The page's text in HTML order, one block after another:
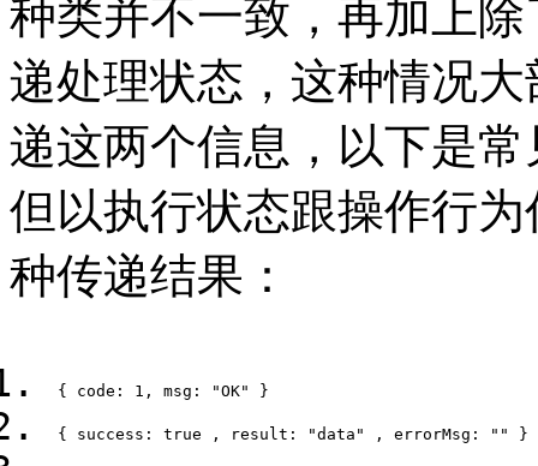
种类并不一致，再加上
递处理状态，这种情况
递这两个信息，以下是
但以执行状态跟操作行
种传递结果：
{ code: 1, msg: "OK" }
{ success: true , result: "data" , errorMsg: ""